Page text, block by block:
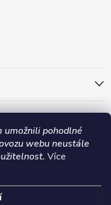
umožnili pohodlné
webu neustále
Více